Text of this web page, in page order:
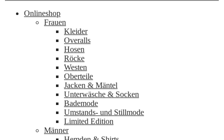
Onlineshop
Frauen
Kleider
Overalls
Hosen
Röcke
Westen
Oberteile
Jacken & Mäntel
Unterwäsche & Socken
Bademode
Umstands- und Stillmode
Limited Edition
Männer